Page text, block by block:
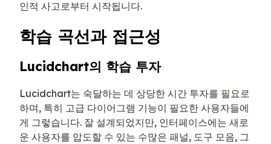
인적 사고로부터 시작됩니다.
학습 곡선과 접근성
Lucidchart의 학습 투자
Lucidchart는 숙달하는 데 상당한 시간 투자를 필요로
하며, 특히 고급 다이어그램 기능이 필요한 사용자들에
게 그렇습니다. 잘 설계되었지만, 인터페이스에는 새로
운 사용자를 압도할 수 있는 수많은 패널, 도구 모음, 그